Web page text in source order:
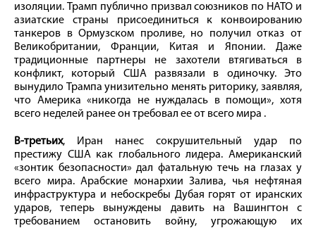
изоляции. Трамп публично призвал союзников по НАТО и
азиатские страны присоединиться к конвоированию
танкеров в Ормузском проливе, но получил отказ от
Великобритании, Франции, Китая и Японии. Даже
традиционные партнеры не захотели втягиваться в
конфликт, который США развязали в одиночку. Это
вынудило Трампа унизительно менять риторику, заявляя,
что Америка «никогда не нуждалась в помощи», хотя
всего неделей ранее он требовал ее от всего мира .
В-третьих, Иран нанес сокрушительный удар по
престижу США как глобального лидера. Американский
«зонтик безопасности» дал фатальную течь на глазах у
всего мира. Арабские монархии Залива, чья нефтяная
инфраструктура и небоскребы Дубая горят от иранских
ударов, теперь вынуждены давить на Вашингтон с
требованием остановить войну, угрожающую их